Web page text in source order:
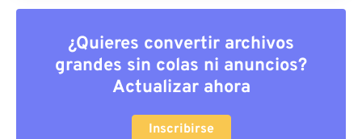
¿Quieres convertir archivos
grandes sin colas ni anuncios?
Actualizar ahora
Inscribirse